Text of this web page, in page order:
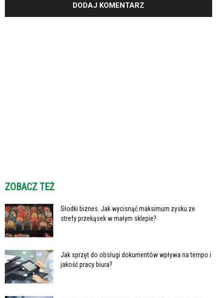
ZOBACZ TEŻ
Słodki biznes. Jak wycisnąć maksimum zysku ze
strefy przekąsek w małym sklepie?
Jak sprzęt do obsługi dokumentów wpływa na tempo i
jakość pracy biura?